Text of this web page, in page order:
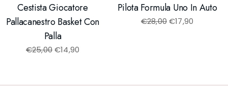
Cestista Giocatore
Pallacanestro Basket Con
Palla
€25,00€14,90
Pilota Formula Uno In Auto
€28,00€17,90